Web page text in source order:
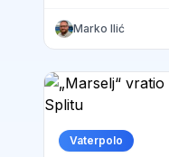
Marko Ilić
Vaterpolo